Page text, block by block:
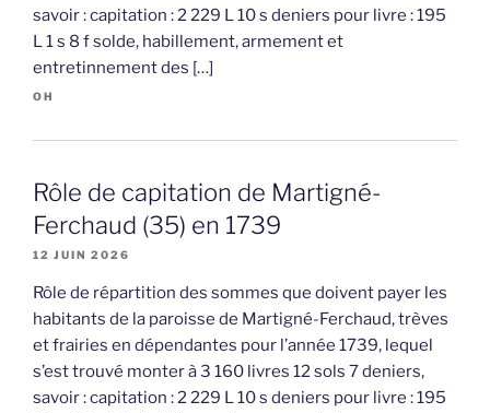
savoir : capitation : 2 229 L 10 s deniers pour livre : 195
L 1 s 8 f solde, habillement, armement et
entretinnement des […]
OH
Rôle de capitation de Martigné-
Ferchaud (35) en 1739
12 JUIN 2026
Rôle de répartition des sommes que doivent payer les
habitants de la paroisse de Martigné-Ferchaud, trèves
et frairies en dépendantes pour l’année 1739, lequel
s’est trouvé monter à 3 160 livres 12 sols 7 deniers,
savoir : capitation : 2 229 L 10 s deniers pour livre : 195